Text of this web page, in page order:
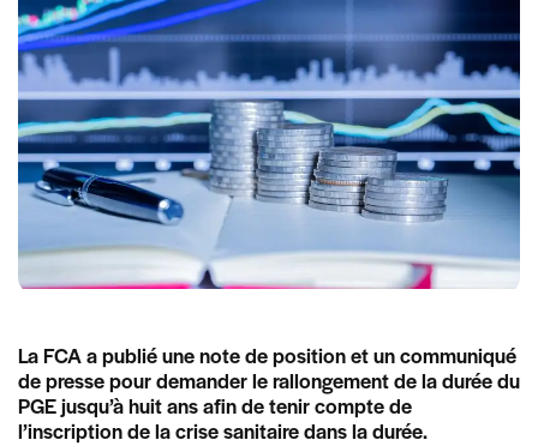
La FCA a publié une note de position et un communiqué
de presse pour demander le rallongement de la durée du
PGE jusqu’à huit ans afin de tenir compte de
l’inscription de la crise sanitaire dans la durée.